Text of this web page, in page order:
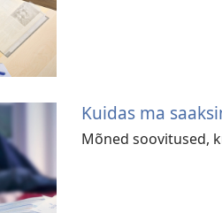
Kuidas ma
Mõned soovitused,